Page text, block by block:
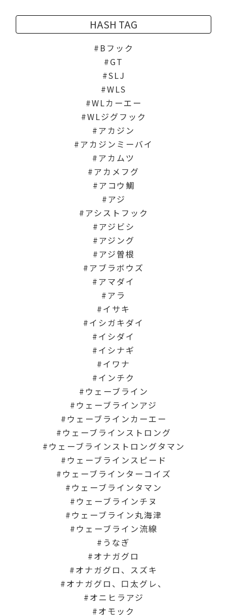
HASH TAG
Bフック
GT
SLJ
WLS
WLカーエー
WLジグフック
アカジン
アカジンミーバイ
アカムツ
アカメフグ
アコウ鯛
アジ
アシストフック
アジビシ
アジング
アジ曽根
アブラボウズ
アマダイ
アラ
イサキ
イシガキダイ
イシダイ
イシナギ
イワナ
インチク
ウェーブライン
ウェーブラインアジ
ウェーブラインカーエー
ウェーブラインストロング
ウェーブラインストロングタマン
ウェーブラインスピード
ウェーブラインターコイズ
ウェーブラインタマン
ウェーブラインチヌ
ウェーブライン丸海津
ウェーブライン流線
うなぎ
オナガグロ
オナガグロ、スズキ
オナガグロ、口太グレ、
オニヒラアジ
オモック